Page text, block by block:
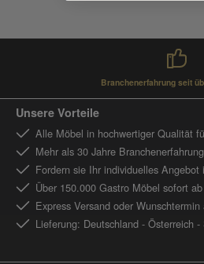
Branchenerfahrung seit
Unsere Vorteile
Alle Möbel in hochwertiger Qualität
Mehr als 30 Jahre
Fordern sie Ihr individuelles Angebot
Über 150.000 Gastro Möbel sofort
Express Versand oder
Lieferung: Deutschland - Österreich